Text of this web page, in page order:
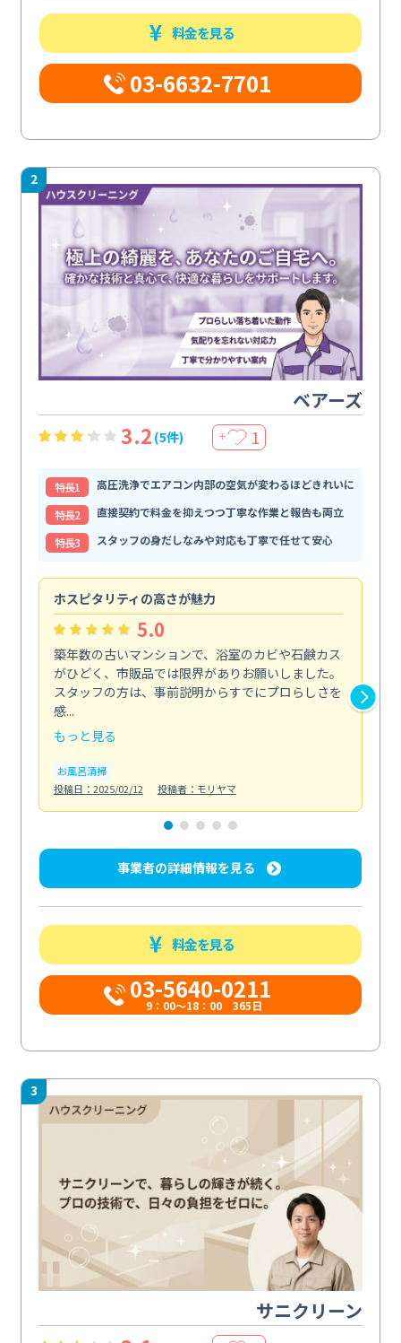
料金を見る
03-6632-7701
2
ベアーズ
3.2 (5件) ＋ 1
特⻑1
高圧洗浄でエアコン内部の空気が変わるほどきれいに
特⻑2
直接契約で料金を抑えつつ丁寧な作業と報告も両立
特⻑3
スタッフの身だしなみや対応も丁寧で任せて安心
ホスピタリティの高さが魅力
5.0
築年数の古いマンションで、浴室のカビや石鹸カス
がひどく、市販品では限界がありお願いしました。
スタッフの方は、事前説明からすでにプロらしさを
感...
もっと見る
お風呂清掃
投稿日：2025/02/12
投稿者：モリヤマ
事業者の詳細情報を見る
料金を見る
03-5640-0211
9：00～18：00 365日
3
サニクリーン